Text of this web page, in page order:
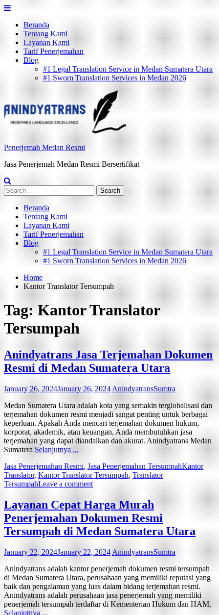
Skip
to
contentBeranda
Tentang Kami
Layanan Kami
Tarif Penerjemahan
Blog
#1 Legal Translation Service in Medan Sumatera Utara
#1 Sworn Translation Services in Medan 2026
Penerjemah Medan Resmi
Jasa Penerjemah Medan Resmi Bersertifikat
Search
for:
Beranda
Tentang Kami
Layanan Kami
Tarif Penerjemahan
Blog
#1 Legal Translation Service in Medan Sumatera Utara
#1 Sworn Translation Services in Medan 2026
Home
Kantor Translator Tersumpah
Tag:Kantor Translator
Tersumpah
Anindyatrans Jasa Terjemahan Dokumen
Resmi di Medan Sumatera Utara
January 26, 2024January 26, 2024 AnindyatransSumtra
Medan Sumatera Utara adalah kota yang semakin terglobalisasi dan
terjemahan dokumen resmi menjadi sangat penting untuk berbagai
keperluan. Apakah Anda mencari terjemahan dokumen hukum,
korporat, akademik, atau keuangan, Anda membutuhkan jasa
terjemahan yang dapat diandalkan dan akurat. Anindyatrans Medan
SumateraSelanjutnya ...
Jasa Penerjemahan Resmi,Jasa Penerjemahan TersumpahKantor
Translator,Kantor Translator Tersumpah,Translator
TersumpahLeave a comment
Layanan Cepat Harga Murah
Penerjemahan Dokumen Resmi
Tersumpah di Medan Sumatera Utara
January 22, 2024January 22, 2024 AnindyatransSumtra
Anindyatrans adalah kantor penerjemah dokumen resmi tersumpah
di Medan Sumatera Utara, perusahaan yang memiliki reputasi yang
baik dan pengalaman yang luas dalam bidang terjemahan resmi.
Anindyatrans adalah perusahaan jasa penerjemah yang memiliki
penerjemah tersumpah terdaftar di Kementerian Hukum dan HAM,
Selanjutnya ...